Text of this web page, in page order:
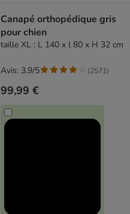
Canapé orthopédique gris
pour chien
taille XL : L 140 x l 80 x H 32 cm
99,99 €
Avis: 3.9/5 (2571)